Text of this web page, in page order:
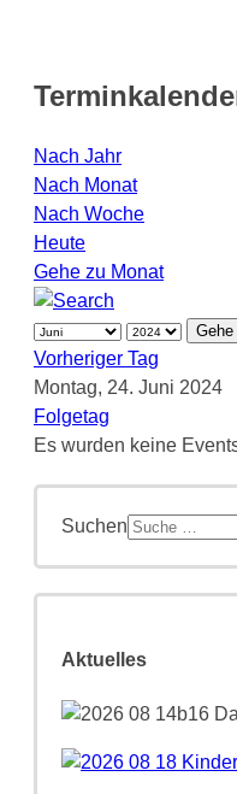
Nach Jahr
Nach Monat
Nach Woche
Heute
Gehe zu Monat
Vorheriger Tag
Montag, 24. Juni 2024
Folgetag
Es wurden keine
Suchen
Aktuelles